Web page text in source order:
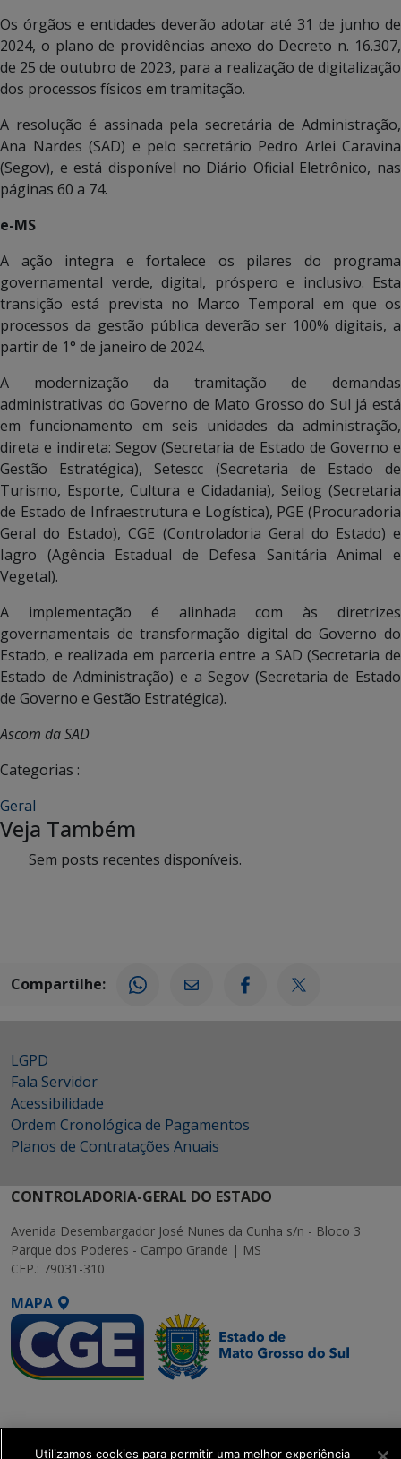
Os órgãos e entidades deverão adotar até 31 de junho de
2024, o plano de providências anexo do Decreto n. 16.307,
de 25 de outubro de 2023, para a realização de digitalização
dos processos físicos em tramitação.
A resolução é assinada pela secretária de Administração,
Ana Nardes (SAD) e pelo secretário Pedro Arlei Caravina
(Segov), e está disponível no Diário Oficial Eletrônico, nas
páginas 60 a 74.
e-MS
A ação integra e fortalece os pilares do programa
governamental verde, digital, próspero e inclusivo. Esta
transição está prevista no Marco Temporal em que os
processos da gestão pública deverão ser 100% digitais, a
partir de 1° de janeiro de 2024.
A modernização da tramitação de demandas
administrativas do Governo de Mato Grosso do Sul já está
em funcionamento em seis unidades da administração,
direta e indireta: Segov (Secretaria de Estado de Governo e
Gestão Estratégica), Setescc (Secretaria de Estado de
Turismo, Esporte, Cultura e Cidadania), Seilog (Secretaria
de Estado de Infraestrutura e Logística), PGE (Procuradoria
Geral do Estado), CGE (Controladoria Geral do Estado) e
Iagro (Agência Estadual de Defesa Sanitária Animal e
Vegetal).
A implementação é alinhada com às diretrizes
governamentais de transformação digital do Governo do
Estado, e realizada em parceria entre a SAD (Secretaria de
Estado de Administração) e a Segov (Secretaria de Estado
de Governo e Gestão Estratégica).
Ascom da SAD
Categorias :
Geral
Veja Também
Sem posts recentes disponíveis.
Compartilhe:
LGPD
Fala Servidor
Acessibilidade
Ordem Cronológica de Pagamentos
Planos de Contratações Anuais
CONTROLADORIA-GERAL DO ESTADO
Avenida Desembargador José Nunes da Cunha s/n - Bloco 3
Parque dos Poderes - Campo Grande | MS
CEP.: 79031-310
MAPA
Executiva de
Transformação Digital
Utilizamos cookies para permitir uma melhor experiência